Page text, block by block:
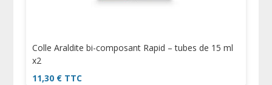
Colle Araldite bi-composant Rapid – tubes de 15 ml
x2
11,30 € TTC